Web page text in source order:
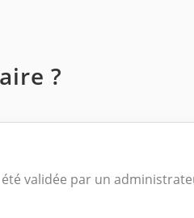
?
validée par un